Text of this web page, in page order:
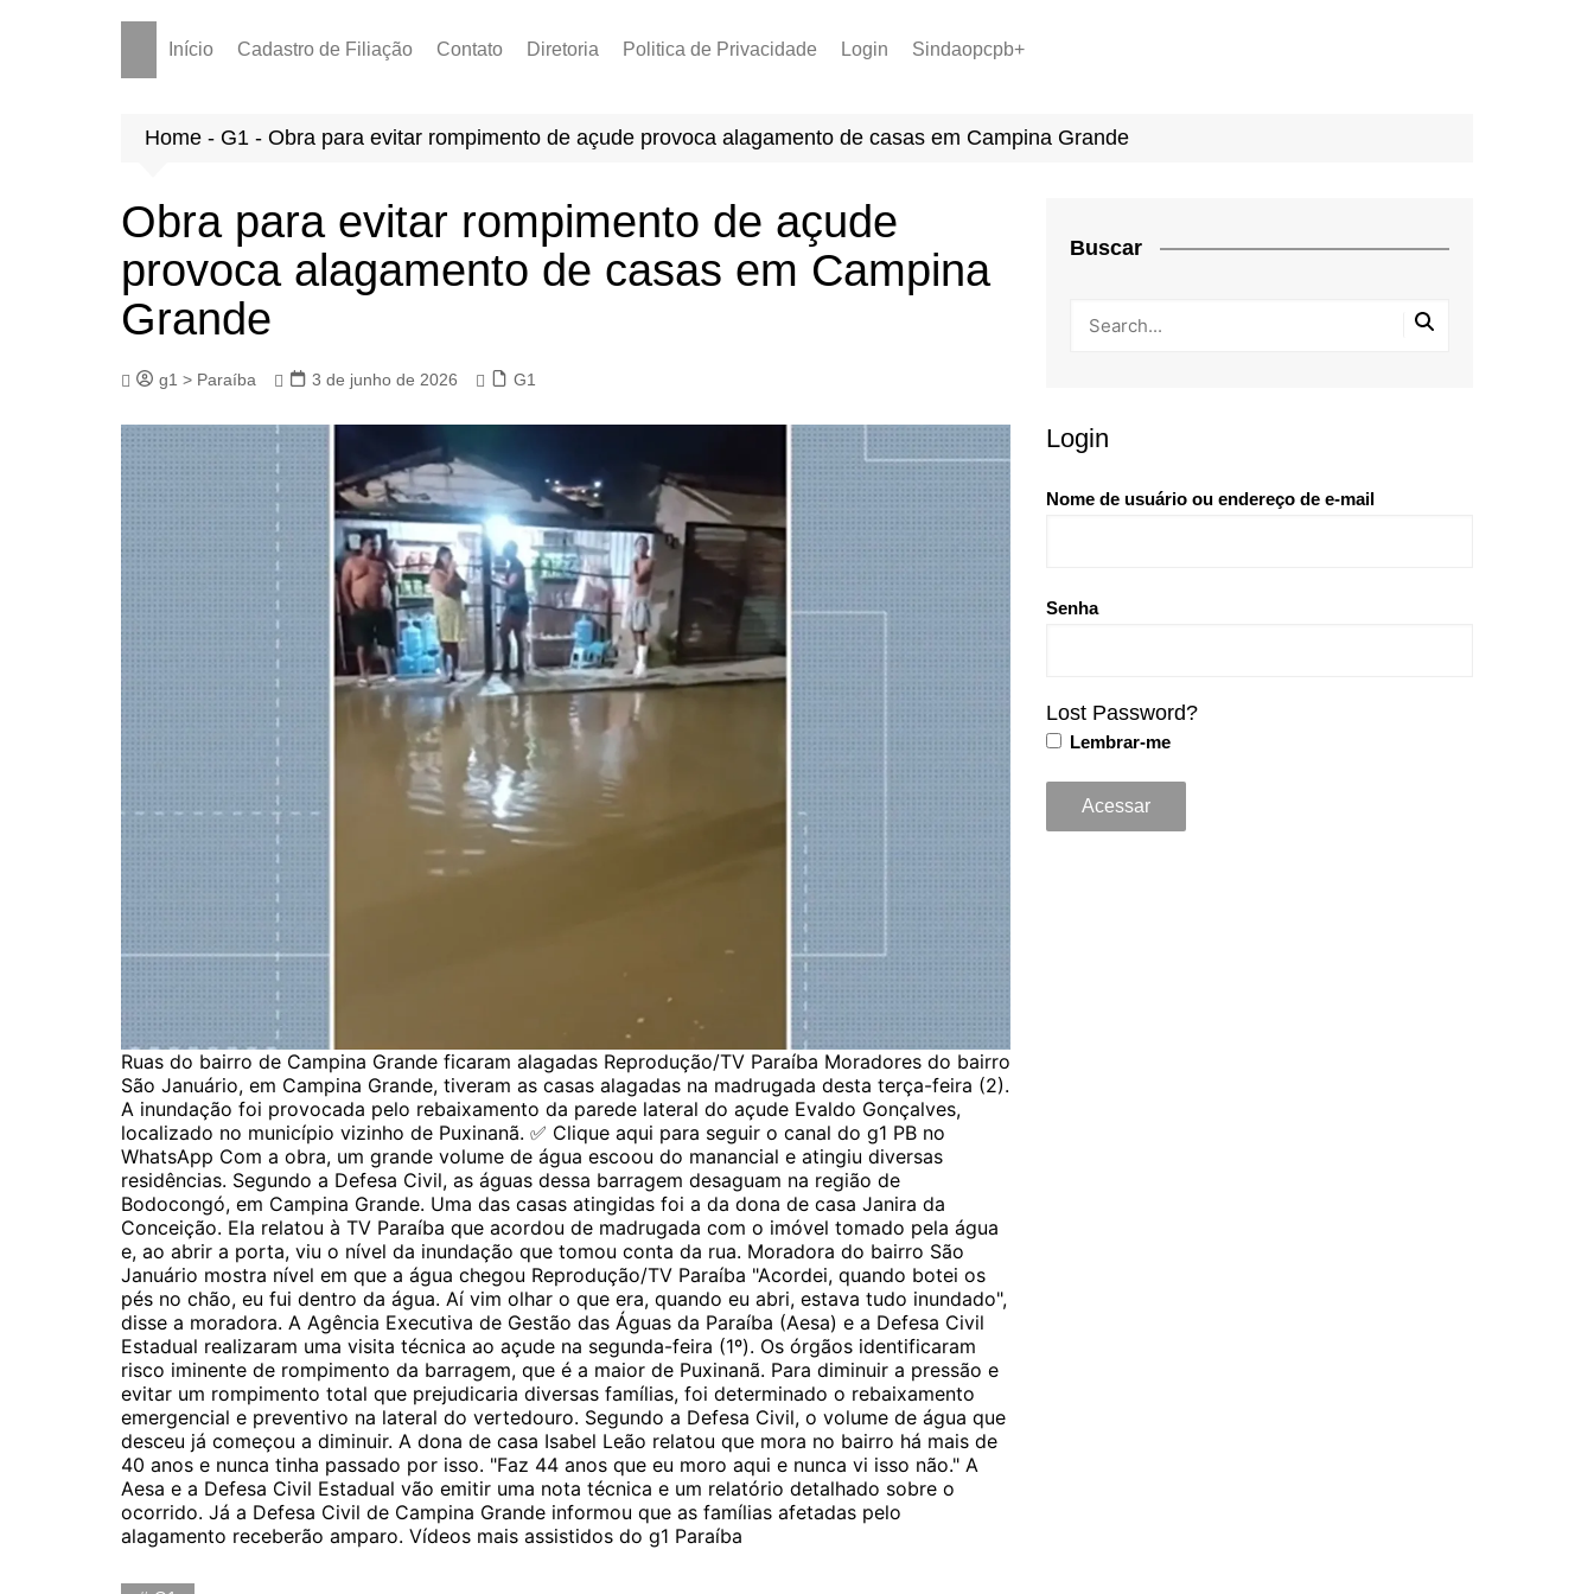
Início Cadastro de Filiação Contato Diretoria
PCCR 2022
Tabela de Venc. 2025
Politica de Privacidade Login Sindaopcpb+
Home - G1 - Obra para evitar rompimento de açude provoca alagamento de casas em Campina Grande
Obra para evitar rompimento de açude
provoca alagamento de casas em Campina
Grande
g1 > Paraíba 3 de junho de 2026 G1
Ruas do bairro de Campina Grande ficaram alagadas Reprodução/TV Paraíba Moradores do bairro
São Januário, em Campina Grande, tiveram as casas alagadas na madrugada desta terça-feira (2).
A inundação foi provocada pelo rebaixamento da parede lateral do açude Evaldo Gonçalves,
localizado no município vizinho de Puxinanã. ✅ Clique aqui para seguir o canal do g1 PB no
WhatsApp Com a obra, um grande volume de água escoou do manancial e atingiu diversas
residências. Segundo a Defesa Civil, as águas dessa barragem desaguam na região de
Bodocongó, em Campina Grande. Uma das casas atingidas foi a da dona de casa Janira da
Conceição. Ela relatou à TV Paraíba que acordou de madrugada com o imóvel tomado pela água
e, ao abrir a porta, viu o nível da inundação que tomou conta da rua. Moradora do bairro São
Januário mostra nível em que a água chegou Reprodução/TV Paraíba "Acordei, quando botei os
pés no chão, eu fui dentro da água. Aí vim olhar o que era, quando eu abri, estava tudo inundado",
disse a moradora. A Agência Executiva de Gestão das Águas da Paraíba (Aesa) e a Defesa Civil
Estadual realizaram uma visita técnica ao açude na segunda-feira (1º). Os órgãos identificaram
risco iminente de rompimento da barragem, que é a maior de Puxinanã. Para diminuir a pressão e
evitar um rompimento total que prejudicaria diversas famílias, foi determinado o rebaixamento
emergencial e preventivo na lateral do vertedouro. Segundo a Defesa Civil, o volume de água que
desceu já começou a diminuir. A dona de casa Isabel Leão relatou que mora no bairro há mais de
40 anos e nunca tinha passado por isso. "Faz 44 anos que eu moro aqui e nunca vi isso não." A
Aesa e a Defesa Civil Estadual vão emitir uma nota técnica e um relatório detalhado sobre o
ocorrido. Já a Defesa Civil de Campina Grande informou que as famílias afetadas pelo
alagamento receberão amparo. Vídeos mais assistidos do g1 Paraíba
Buscar
Login
Nome de usuário ou endereço de e-mail
Senha
Lost Password?
Lembrar-me